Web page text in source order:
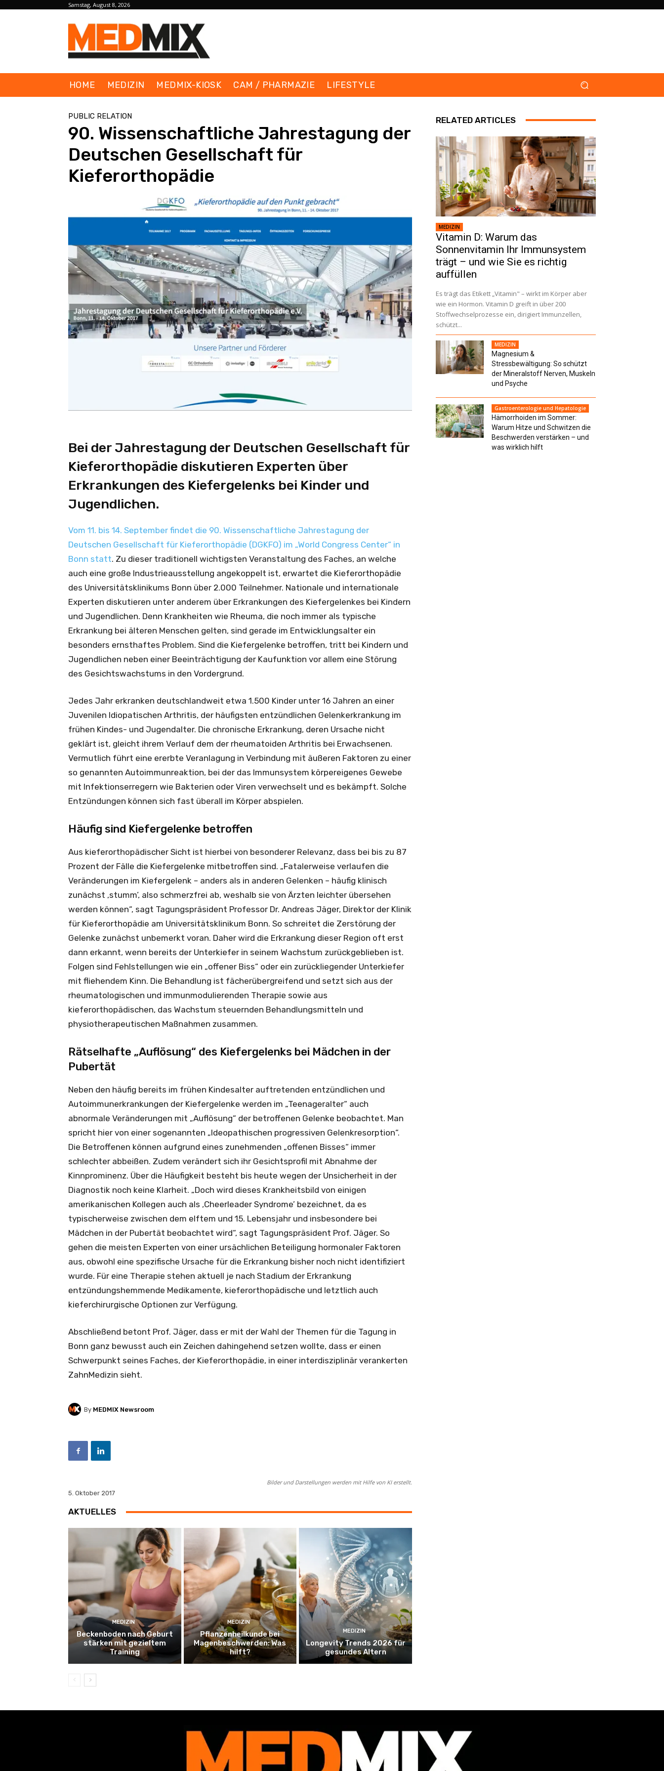
Samstag, August 8, 2026
HOME MEDIZIN MEDMIX-KIOSK CAM / PHARMAZIE LIFESTYLE
PUBLIC RELATION
90. Wissenschaftliche Jahrestagung der
Deutschen Gesellschaft für
Kieferorthopädie
Bei der Jahrestagung der Deutschen Gesellschaft für
Kieferorthopädie diskutieren Experten über
Erkrankungen des Kiefergelenks bei Kinder und
Jugendlichen.
Vom 11. bis 14. September findet die 90. Wissenschaftliche Jahrestagung der
Deutschen Gesellschaft für Kieferorthopädie (DGKFO) im „World Congress Center“ in
Bonn statt. Zu dieser traditionell wichtigsten Veranstaltung des Faches, an welche
auch eine große Industrieausstellung angekoppelt ist, erwartet die Kieferorthopädie
des Universitätsklinikums Bonn über 2.000 Teilnehmer. Nationale und internationale
Experten diskutieren unter anderem über Erkrankungen des Kiefergelenkes bei Kindern
und Jugendlichen. Denn Krankheiten wie Rheuma, die noch immer als typische
Erkrankung bei älteren Menschen gelten, sind gerade im Entwicklungsalter ein
besonders ernsthaftes Problem. Sind die Kiefergelenke betroffen, tritt bei Kindern und
Jugendlichen neben einer Beeinträchtigung der Kaufunktion vor allem eine Störung
des Gesichtswachstums in den Vordergrund.
Jedes Jahr erkranken deutschlandweit etwa 1.500 Kinder unter 16 Jahren an einer
Juvenilen Idiopatischen Arthritis, der häufigsten entzündlichen Gelenkerkrankung im
frühen Kindes- und Jugendalter. Die chronische Erkrankung, deren Ursache nicht
geklärt ist, gleicht ihrem Verlauf dem der rheumatoiden Arthritis bei Erwachsenen.
Vermutlich führt eine ererbte Veranlagung in Verbindung mit äußeren Faktoren zu einer
so genannten Autoimmunreaktion, bei der das Immunsystem körpereigenes Gewebe
mit Infektionserregern wie Bakterien oder Viren verwechselt und es bekämpft. Solche
Entzündungen können sich fast überall im Körper abspielen.
Häufig sind Kiefergelenke betroffen
Aus kieferorthopädischer Sicht ist hierbei von besonderer Relevanz, dass bei bis zu 87
Prozent der Fälle die Kiefergelenke mitbetroffen sind. „Fatalerweise verlaufen die
Veränderungen im Kiefergelenk – anders als in anderen Gelenken – häufig klinisch
zunächst ‚stumm’, also schmerzfrei ab, weshalb sie von Ärzten leichter übersehen
werden können“, sagt Tagungspräsident Professor Dr. Andreas Jäger, Direktor der Klinik
für Kieferorthopädie am Universitätsklinikum Bonn. So schreitet die Zerstörung der
Gelenke zunächst unbemerkt voran. Daher wird die Erkrankung dieser Region oft erst
dann erkannt, wenn bereits der Unterkiefer in seinem Wachstum zurückgeblieben ist.
Folgen sind Fehlstellungen wie ein „offener Biss“ oder ein zurückliegender Unterkiefer
mit fliehendem Kinn. Die Behandlung ist fächerübergreifend und setzt sich aus der
rheumatologischen und immunmodulierenden Therapie sowie aus
kieferorthopädischen, das Wachstum steuernden Behandlungsmitteln und
physiotherapeutischen Maßnahmen zusammen.
Rätselhafte „Auflösung“ des Kiefergelenks bei Mädchen in der
Pubertät
Neben den häufig bereits im frühen Kindesalter auftretenden entzündlichen und
Autoimmunerkrankungen der Kiefergelenke werden im „Teenageralter“ auch
abnormale Veränderungen mit „Auflösung“ der betroffenen Gelenke beobachtet. Man
spricht hier von einer sogenannten „Ideopathischen progressiven Gelenkresorption“.
Die Betroffenen können aufgrund eines zunehmenden „offenen Bisses“ immer
schlechter abbeißen. Zudem verändert sich ihr Gesichtsprofil mit Abnahme der
Kinnprominenz. Über die Häufigkeit besteht bis heute wegen der Unsicherheit in der
Diagnostik noch keine Klarheit. „Doch wird dieses Krankheitsbild von einigen
amerikanischen Kollegen auch als ‚Cheerleader Syndrome’ bezeichnet, da es
typischerweise zwischen dem elftem und 15. Lebensjahr und insbesondere bei
Mädchen in der Pubertät beobachtet wird“, sagt Tagungspräsident Prof. Jäger. So
gehen die meisten Experten von einer ursächlichen Beteiligung hormonaler Faktoren
aus, obwohl eine spezifische Ursache für die Erkrankung bisher noch nicht identifiziert
wurde. Für eine Therapie stehen aktuell je nach Stadium der Erkrankung
entzündungshemmende Medikamente, kieferorthopädische und letztlich auch
kieferchirurgische Optionen zur Verfügung.
Abschließend betont Prof. Jäger, dass er mit der Wahl der Themen für die Tagung in
Bonn ganz bewusst auch ein Zeichen dahingehend setzen wollte, dass er einen
Schwerpunkt seines Faches, der Kieferorthopädie, in einer interdisziplinär verankerten
ZahnMedizin sieht.
By MEDMIX Newsroom
Bilder und Darstellungen werden mit Hilfe von KI erstellt.
5. Oktober 2017
AKTUELLES
MEDIZIN
Beckenboden nach Geburt
stärken mit gezieltem
Training
MEDIZIN
Pflanzenheilkunde bei
Magenbeschwerden: Was
hilft?
MEDIZIN
Longevity Trends 2026 für
gesundes Altern
RELATED ARTICLES
MEDIZIN
Vitamin D: Warum das
Sonnenvitamin Ihr Immunsystem
trägt – und wie Sie es richtig
auffüllen
Es trägt das Etikett „Vitamin" – wirkt im Körper aber
wie ein Hormon. Vitamin D greift in über 200
Stoffwechselprozesse ein, dirigiert Immunzellen,
schützt...
MEDIZIN
Magnesium &
Stressbewältigung: So schützt
der Mineralstoff Nerven, Muskeln
und Psyche
Gastroenterologie und Hepatologie
Hämorrhoiden im Sommer:
Warum Hitze und Schwitzen die
Beschwerden verstärken – und
was wirklich hilft